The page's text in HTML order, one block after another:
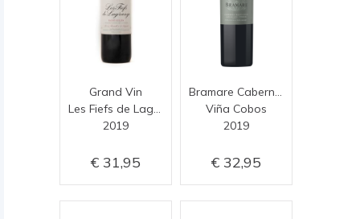
Grand Vin
2019
31,95
Viña Cobos
2019
32,95